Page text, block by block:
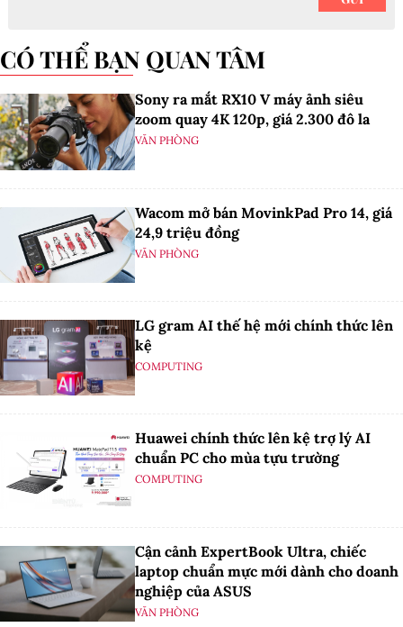
CÓ THỂ BẠN QUAN TÂM
Sony ra mắt RX10 V máy ảnh siêu
zoom quay 4K 120p, giá 2.300 đô la
VĂN PHÒNG
Wacom mở bán MovinkPad Pro 14, giá
24,9 triệu đồng
VĂN PHÒNG
LG gram AI thế hệ mới chính thức lên
kệ
COMPUTING
Huawei chính thức lên kệ trợ lý AI
chuẩn PC cho mùa tựu trường
COMPUTING
Cận cảnh ExpertBook Ultra, chiếc
laptop chuẩn mực mới dành cho doanh
nghiệp của ASUS
VĂN PHÒNG